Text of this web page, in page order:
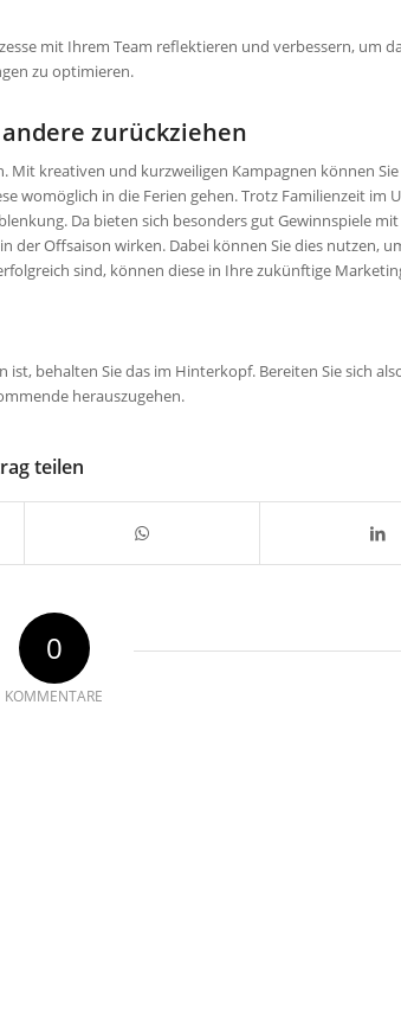
mit Ihrem Team reflektieren und verbessern, um
zu optimieren.
zurückziehen
kreativen und kurzweiligen Kampagnen können
womöglich in die Ferien gehen. Trotz Familienzeit im
Da bieten sich besonders gut Gewinnspiele
der Offsaison wirken. Dabei können Sie dies nutzen,
sind, können diese in Ihre zukünftige
behalten Sie das im Hinterkopf. Bereiten Sie sich
herauszugehen.
teilen
0
KOMMENTARE